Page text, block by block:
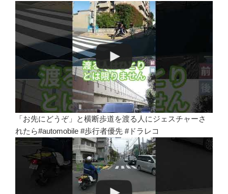
「お先にどうぞ」と横断歩道を渡る人にジェスチャーさ
れたら#automobile #歩行者優先 #ドラレコ